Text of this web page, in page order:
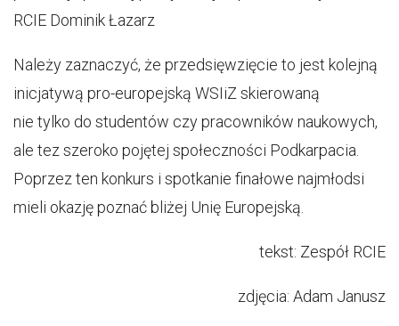
RCIE Dominik Łazarz
Należy zaznaczyć, że przedsięwzięcie to jest kolejną
inicjatywą pro-europejską WSIiZ skierowaną
nie tylko do studentów czy pracowników naukowych,
ale tez szeroko pojętej społeczności Podkarpacia.
Poprzez ten konkurs i spotkanie finałowe najmłodsi
mieli okazję poznać bliżej Unię Europejską.
tekst: Zespół RCIE
zdjęcia: Adam Janusz